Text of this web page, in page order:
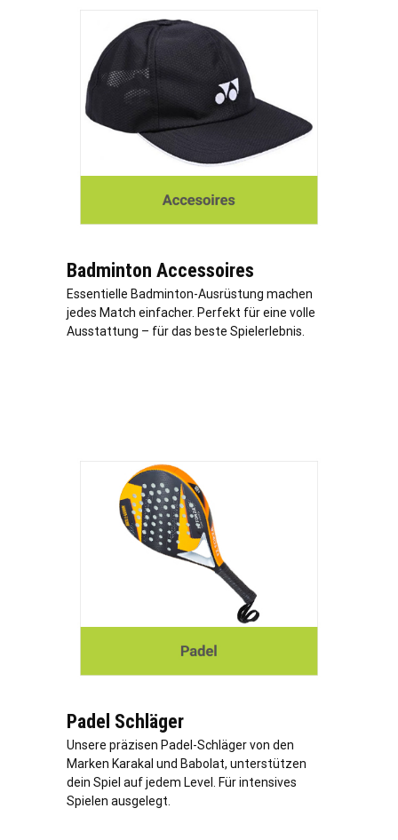
Badminton Accessoires
Essentielle Badminton-Ausrüstung machen
jedes Match einfacher. Perfekt für eine volle
Ausstattung – für das beste Spielerlebnis.
Padel Schläger
Unsere präzisen Padel-Schläger von den
Marken Karakal und Babolat, unterstützen
dein Spiel auf jedem Level. Für intensives
Spielen ausgelegt.